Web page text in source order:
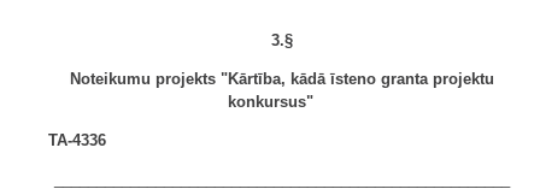
3.§
Noteikumu projekts "Kārtība, kādā īsteno granta projektu
konkursus"
TA-4336